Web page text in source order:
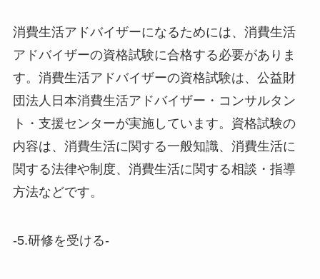
消費生活アドバイザーになるためには、消費生活
アドバイザーの資格試験に合格する必要がありま
す。消費生活アドバイザーの資格試験は、公益財
団法人日本消費生活アドバイザー・コンサルタン
ト・支援センターが実施しています。資格試験の
内容は、消費生活に関する一般知識、消費生活に
関する法律や制度、消費生活に関する相談・指導
方法などです。
-5.研修を受ける-